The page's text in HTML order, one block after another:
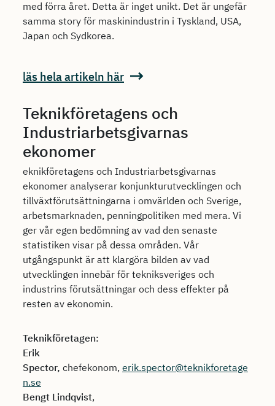
med förra året. Detta är inget unikt. Det är ungefär
samma story för maskinindustrin i Tyskland, USA,
Japan och Sydkorea.
läs hela artikeln här
Teknikföretagens och
Industriarbetsgivarnas
ekonomer
eknikföretagens och Industriarbetsgivarnas
ekonomer analyserar konjunkturutvecklingen och
tillväxtförutsättningarna i omvärlden och Sverige,
arbetsmarknaden, penningpolitiken med mera. Vi
ger vår egen bedömning av vad den senaste
statistiken visar på dessa områden. Vår
utgångspunkt är att klargöra bilden av vad
utvecklingen innebär för tekniksveriges och
industrins förutsättningar och dess effekter på
resten av ekonomin.
Teknikföretagen:
Erik
Spector, chefekonom, erik.spector@teknikforetage
n.se
Bengt Lindqvist,